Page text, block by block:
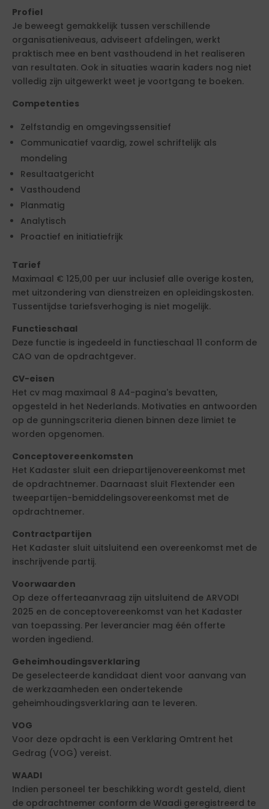
Profiel
Je beweegt gemakkelijk tussen verschillende
organisatieniveaus, adviseert afdelingen, werkt
praktisch mee en bent vasthoudend in het realiseren
van resultaten. Ook in situaties waarin kaders nog niet
volledig zijn uitgewerkt weet je voortgang te boeken.
Competenties
Zelfstandig en omgevingssensitief
Communicatief vaardig, zowel schriftelijk als
mondeling
Resultaatgericht
Vasthoudend
Planmatig
Analytisch
Proactief en initiatiefrijk
Tarief
Maximaal € 125,00 per uur inclusief alle overige kosten,
met uitzondering van dienstreizen en opleidingskosten.
Tussentijdse tariefsverhoging is niet mogelijk.
Functieschaal
Deze functie is ingedeeld in functieschaal 11 conform de
CAO van de opdrachtgever.
CV-eisen
Het cv mag maximaal 8 A4-pagina's bevatten,
opgesteld in het Nederlands. Motivaties en antwoorden
op de gunningscriteria dienen binnen deze limiet te
worden opgenomen.
Conceptovereenkomsten
Het Kadaster sluit een driepartijenovereenkomst met
de opdrachtnemer. Daarnaast sluit Flextender een
tweepartijen-bemiddelingsovereenkomst met de
opdrachtnemer.
Contractpartijen
Het Kadaster sluit uitsluitend een overeenkomst met de
inschrijvende partij.
Voorwaarden
Op deze offerteaanvraag zijn uitsluitend de ARVODI
2025 en de conceptovereenkomst van het Kadaster
van toepassing. Per leverancier mag één offerte
worden ingediend.
Geheimhoudingsverklaring
De geselecteerde kandidaat dient voor aanvang van
de werkzaamheden een ondertekende
geheimhoudingsverklaring aan te leveren.
VOG
Voor deze opdracht is een Verklaring Omtrent het
Gedrag (VOG) vereist.
WAADI
Indien personeel ter beschikking wordt gesteld, dient
de opdrachtnemer conform de Waadi geregistreerd te